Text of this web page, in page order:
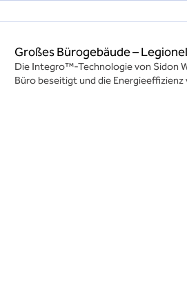
Großes Bürogebäude –
Die Integro™-Technologie von Sidon
Büro beseitigt und die